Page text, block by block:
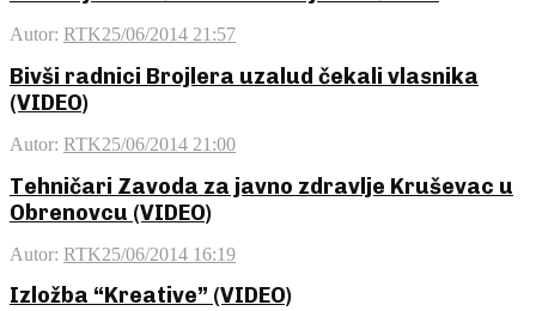
Autor: RTK25/06/2014 21:57
Bivši radnici Brojlera uzalud čekali vlasnika
(VIDEO)
Autor: RTK25/06/2014 21:00
Tehničari Zavoda za javno zdravlje Kruševac u
Obrenovcu (VIDEO)
Autor: RTK25/06/2014 16:19
Izložba “Kreative” (VIDEO)